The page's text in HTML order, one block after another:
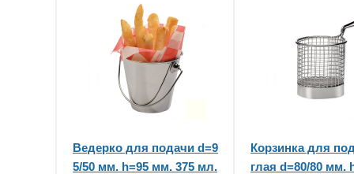
Ведерко для подачи d=9
5/50 мм. h=95 мм. 375 мл.
Корзинка для
глая d=80/80 мм.